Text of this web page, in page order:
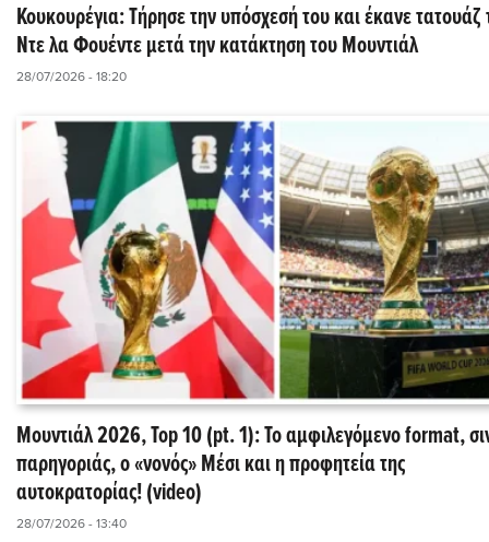
Κουκουρέγια: Τήρησε την υπόσχεσή του και έκανε τατουάζ
Ντε λα Φουέντε μετά την κατάκτηση του Μουντιάλ
28/07/2026 - 18:20
Μουντιάλ 2026, Top 10 (pt. 1): Το αμφιλεγόμενο format,
παρηγοριάς, ο «νονός» Μέσι και η προφητεία της
αυτοκρατορίας! (video)
28/07/2026 - 13:40